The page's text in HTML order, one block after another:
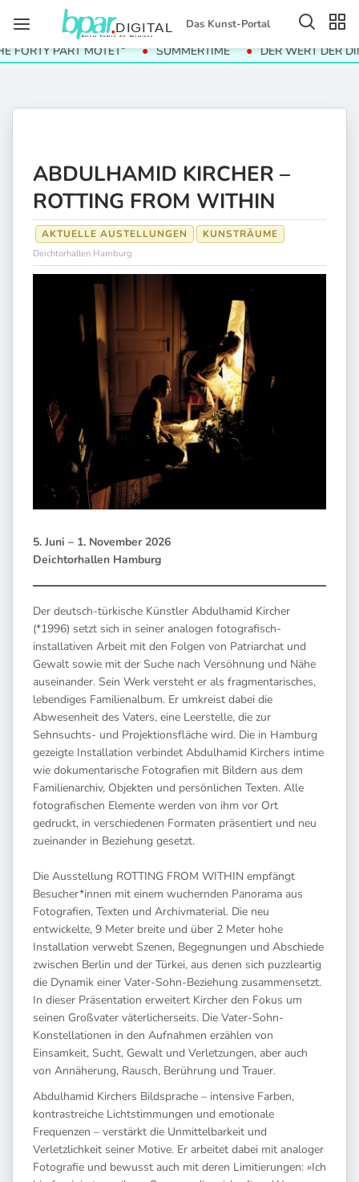
Das Kunst-Portal
PART MOTET“ SUMMERTIME DER WERT DER DINGE
ABDULHAMID KIRCHER –
ROTTING FROM WITHIN
AKTUELLE AUSTELLUNGEN KUNSTRÄUME
Deichtorhallen Hamburg
5. Juni – 1. November 2026
Deichtorhallen Hamburg
Der deutsch-türkische Künstler Abdulhamid Kircher
(*1996) setzt sich in seiner analogen fotografisch-
installativen Arbeit mit den Folgen von Patriarchat und
Gewalt sowie mit der Suche nach Versöhnung und Nähe
auseinander. Sein Werk versteht er als fragmentarisches,
lebendiges Familienalbum. Er umkreist dabei die
Abwesenheit des Vaters, eine Leerstelle, die zur
Sehnsuchts- und Projektionsfläche wird. Die in Hamburg
gezeigte Installation verbindet Abdulhamid Kirchers intime
wie dokumentarische Fotografien mit Bildern aus dem
Familienarchiv, Objekten und persönlichen Texten. Alle
fotografischen Elemente werden von ihm vor Ort
gedruckt, in verschiedenen Formaten präsentiert und neu
zueinander in Beziehung gesetzt.
Die Ausstellung ROTTING FROM WITHIN empfängt
Besucher*innen mit einem wuchernden Panorama aus
Fotografien, Texten und Archivmaterial. Die neu
entwickelte, 9 Meter breite und über 2 Meter hohe
Installation verwebt Szenen, Begegnungen und Abschiede
zwischen Berlin und der Türkei, aus denen sich puzzleartig
die Dynamik einer Vater-Sohn-Beziehung zusammensetzt.
In dieser Präsentation erweitert Kircher den Fokus um
seinen Großvater väterlicherseits. Die Vater-Sohn-
Konstellationen in den Aufnahmen erzählen von
Einsamkeit, Sucht, Gewalt und Verletzungen, aber auch
von Annäherung, Rausch, Berührung und Trauer.
Abdulhamid Kirchers Bildsprache – intensive Farben,
kontrastreiche Lichtstimmungen und emotionale
Frequenzen – verstärkt die Unmittelbarkeit und
Verletzlichkeit seiner Motive. Er arbeitet dabei mit analoger
Fotografie und bewusst auch mit deren Limitierungen: »Ich